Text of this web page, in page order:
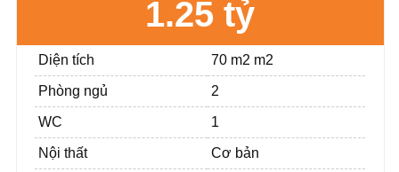
1.25 tỷ
Diện tích 70 m2 m2
Phòng ngủ 2
WC 1
Nội thất Cơ bản